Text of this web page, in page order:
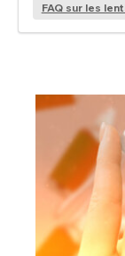
FAQ sur les